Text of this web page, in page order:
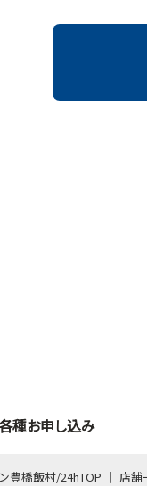
種お申し込み
豊橋飯村/24hTOP 店舗